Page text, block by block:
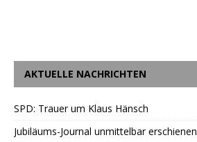
AKTUELLE NACHRICHTEN
SPD: Trauer um Klaus Hänsch
Jubiläums-Journal unmittelbar erschienen